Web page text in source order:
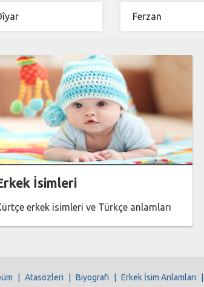
Ferzan
İsimleri
erkek isimleri ve Türkçe anlamları
| Atasözleri | Biyografi | Erkek İsim Anlamları |